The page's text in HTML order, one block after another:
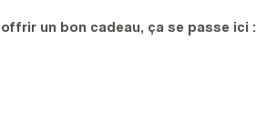
un bon cadeau, ça se passe ici :